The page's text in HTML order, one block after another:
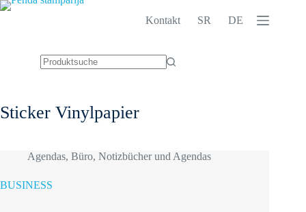
Zum
Kontakt SR DE
Sticker Vinylpapier
Agendas, Büro, Notizbücher und Agendas
BUSINESS